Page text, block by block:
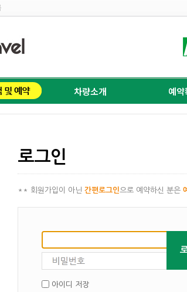
차량소개 예약
로그인
** 회원가입이 아닌 간편로그인으로 예약하신 분은
아이디 저장